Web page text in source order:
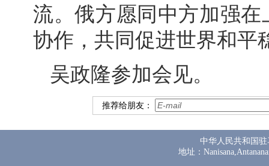
流。俄方愿同中方加强
协作，共同促进世界和平
吴政隆参加会见。
推荐给朋友：
中华人民共和国
地址：